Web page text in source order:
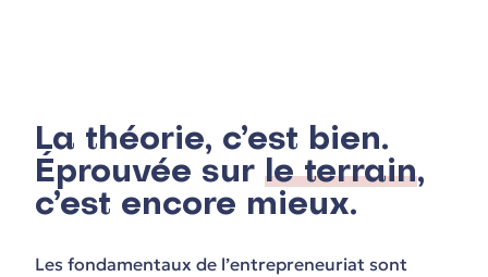
La théorie, c’est bien.
Éprouvée sur le terrain,
c’est encore mieux.
Les fondamentaux de l’entrepreneuriat sont